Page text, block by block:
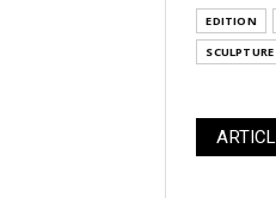
EDITION
SCULPTURE